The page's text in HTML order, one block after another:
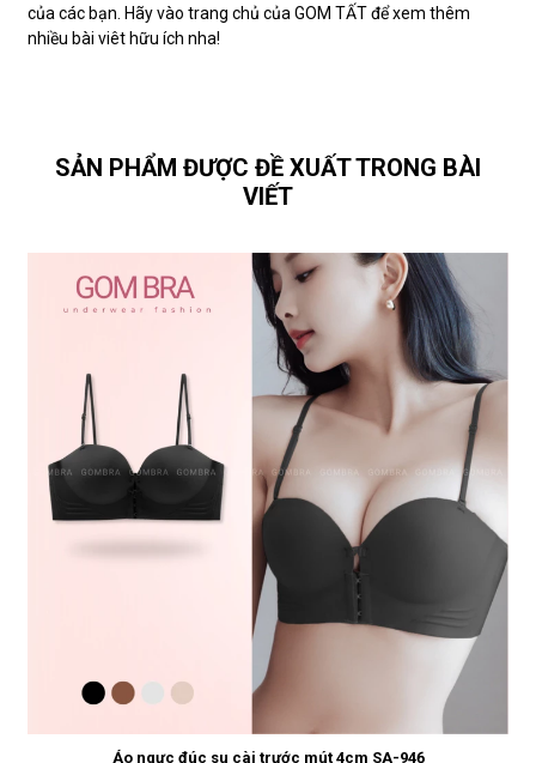
của các bạn. Hãy vào trang chủ của GOM TẤT để xem thêm
nhiều bài viêt hữu ích nha!
SẢN PHẨM ĐƯỢC ĐỀ XUẤT TRONG BÀI
VIẾT
Áo ngực đúc su cài trước mút 4cm SA-946